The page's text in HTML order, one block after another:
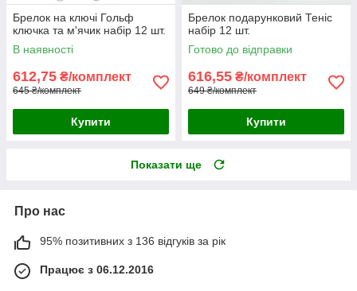
Брелок на ключі Гольф
ключка та м'ячик набір 12 шт.
В наявності
612,75 ₴/комплект
645 ₴/комплект
Купити
Брелок подарунковий Теніс
набір 12 шт.
Готово до відправки
616,55 ₴/комплект
649 ₴/комплект
Купити
Показати ще
Про нас
95% позитивних з 136 відгуків за рік
Працює з 06.12.2016